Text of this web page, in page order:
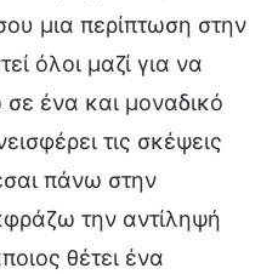
μια περίπτωση στην
όλοι μαζί για να
ένα και μοναδικό
τις σκέψεις
πάνω στην
την αντίληψή
θέτει ένα